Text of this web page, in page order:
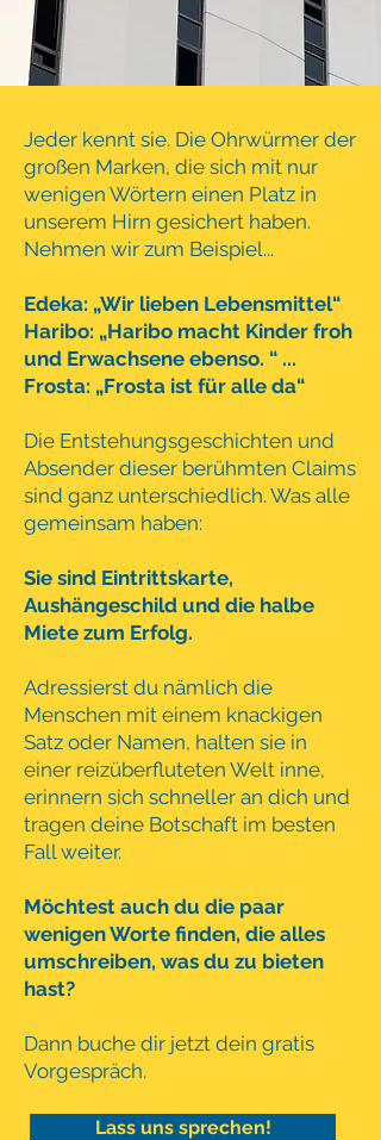
Jeder kennt sie. Die Ohrwürmer der
großen Marken, die sich mit nur
wenigen Wörtern einen Platz in
unserem Hirn gesichert haben.
Nehmen wir zum Beispiel...
Edeka: „Wir lieben Lebensmittel“
Haribo: „Haribo macht Kinder froh
und Erwachsene ebenso. “ ...
Frosta: „Frosta ist für alle da“
Die Entstehungsgeschichten und
Absender dieser berühmten Claims
sind ganz unterschiedlich. Was alle
gemeinsam haben:
Sie sind Eintrittskarte,
Aushängeschild und die halbe
Miete zum Erfolg.
Adressierst du nämlich die
Menschen mit einem knackigen
Satz oder Namen, halten sie in
einer reizüberfluteten Welt inne,
erinnern sich schneller an dich und
tragen deine Botschaft im besten
Fall weiter.
Möchtest auch du die paar
wenigen Worte finden, die alles
umschreiben, was du zu bieten
hast?
Dann buche dir jetzt dein gratis
Vorgespräch.
Lass uns sprechen!